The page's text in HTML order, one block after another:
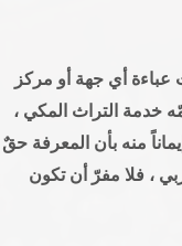
عباءة أي جهة أو مركز
خدمة التراث المكي ،
منه بأن المعرفة حقٌ
، فلا مفرّ أن تكون